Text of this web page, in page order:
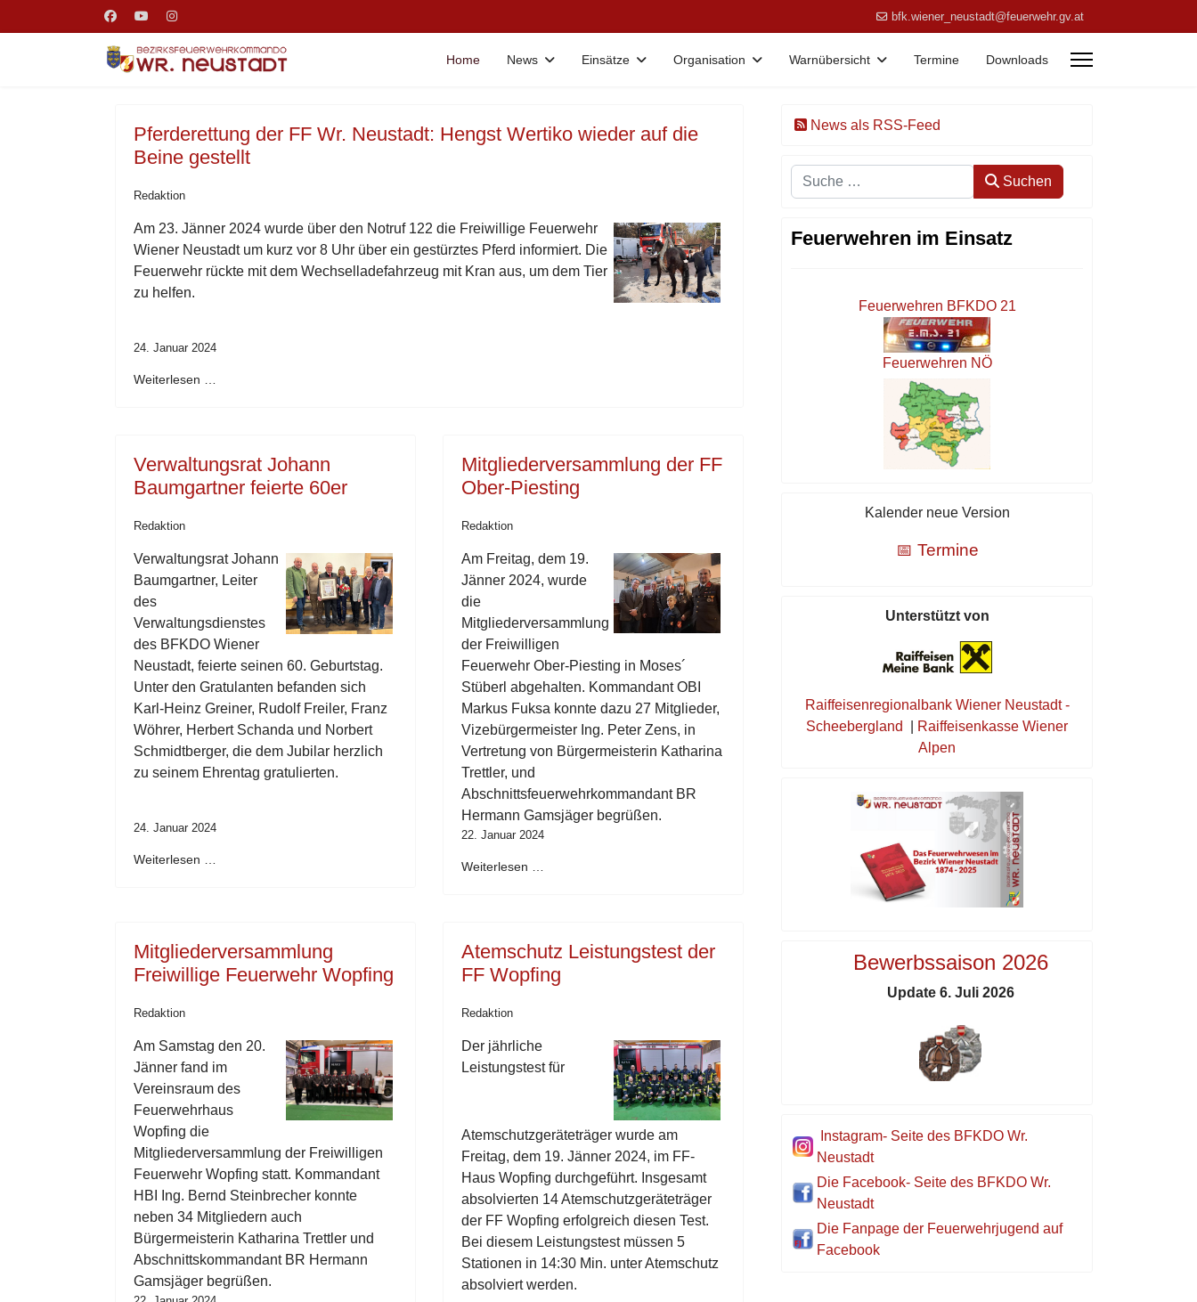
bfk.wiener_neustadt@feuerwehr.gv.at
Home News Einsätze Organisation Warnübersicht Termine Downloads
Pferderettung der FF Wr. Neustadt: Hengst Wertiko wieder auf die
Beine gestellt
Redaktion
Am 23. Jänner 2024 wurde über den Notruf 122 die Freiwillige Feuerwehr
Wiener Neustadt um kurz vor 8 Uhr über ein gestürztes Pferd informiert. Die
Feuerwehr rückte mit dem Wechselladefahrzeug mit Kran aus, um dem Tier
zu helfen.
24. Januar 2024
Weiterlesen …
Verwaltungsrat Johann
Baumgartner feierte 60er
Redaktion
Verwaltungsrat Johann
Baumgartner, Leiter
des
Verwaltungsdienstes
des BFKDO Wiener
Neustadt, feierte seinen 60. Geburtstag.
Unter den Gratulanten befanden sich
Karl-Heinz Greiner, Rudolf Freiler, Franz
Wöhrer, Herbert Schanda und Norbert
Schmidtberger, die dem Jubilar herzlich
zu seinem Ehrentag gratulierten.
24. Januar 2024
Weiterlesen …
Mitgliederversammlung der FF
Ober-Piesting
Redaktion
Am Freitag, dem 19.
Jänner 2024, wurde
die
Mitgliederversammlung
der Freiwilligen
Feuerwehr Ober-Piesting in Moses´
Stüberl abgehalten. Kommandant OBI
Markus Fuksa konnte dazu 27 Mitglieder,
Vizebürgermeister Ing. Peter Zens, in
Vertretung von Bürgermeisterin Katharina
Trettler, und
Abschnittsfeuerwehrkommandant BR
Hermann Gamsjäger begrüßen.
22. Januar 2024
Weiterlesen …
Mitgliederversammlung
Freiwillige Feuerwehr Wopfing
Redaktion
Am Samstag den 20.
Jänner fand im
Vereinsraum des
Feuerwehrhaus
Wopfing die
Mitgliederversammlung der Freiwilligen
Feuerwehr Wopfing statt. Kommandant
HBI Ing. Bernd Steinbrecher konnte
neben 34 Mitgliedern auch
Bürgermeisterin Katharina Trettler und
Abschnittskommandant BR Hermann
Gamsjäger begrüßen.
Atemschutz Leistungstest der
FF Wopfing
Redaktion
Der jährliche
Leistungstest für
Atemschutzgeräteträger wurde am
Freitag, dem 19. Jänner 2024, im FF-
Haus Wopfing durchgeführt. Insgesamt
absolvierten 14 Atemschutzgeräteträger
der FF Wopfing erfolgreich diesen Test.
Bei diesem Leistungstest müssen 5
Stationen in 14:30 Min. unter Atemschutz
absolviert werden.
News als RSS-Feed
Suchen Suchen
Feuerwehren im Einsatz
Feuerwehren BFKDO 21
Feuerwehren NÖ
Kalender neue Version
📅 Termine
Unterstützt von
Raiffeisenregionalbank Wiener Neustadt -
Scheebergland
Raiffeisenkasse Wiener
Alpen
Bewerbssaison 2026
Update 6. Juli 2026
Instagram- Seite des BFKDO Wr.
Neustadt
Die Facebook- Seite des BFKDO Wr.
Neustadt
Die Fanpage der Feuerwehrjugend auf
Facebook